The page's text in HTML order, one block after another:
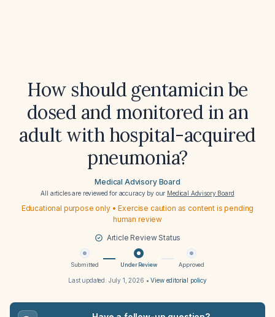
How should gentamicin be
dosed and monitored in an
adult with hospital-acquired
pneumonia?
Medical Advisory Board
All articles are reviewed for accuracy by our Medical Advisory Board
Educational purpose only • Exercise caution as content is pending
human review
Article Review Status
Submitted Under Review Approved
Last updated: July 1, 2026 •View editorial policy